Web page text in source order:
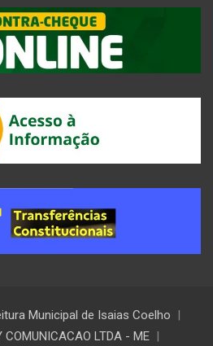
Municipal de Isaias Coelho
COMUNICACAO LTDA - ME